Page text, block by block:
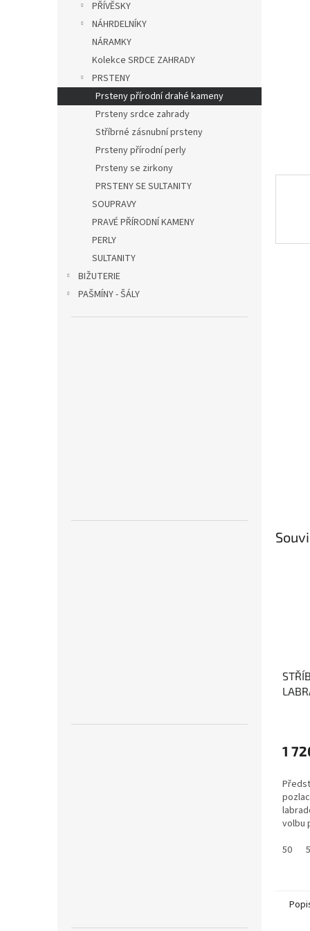
PŘÍVĚSKY
NÁHRDELNÍKY
NÁRAMKY
Kolekce SRDCE ZAHRADY
PRSTENY
Prsteny přírodní drahé kameny
Prsteny srdce zahrady
Stříbrné zásnubní prsteny
Prsteny přírodní perly
Prsteny se zirkony
PRSTENY SE SULTANITY
SOUPRAVY
PRAVÉ PŘÍRODNÍ KAMENY
PERLY
SULTANITY
BIŽUTERIE
PAŠMÍNY - ŠÁLY
1
volbu
50